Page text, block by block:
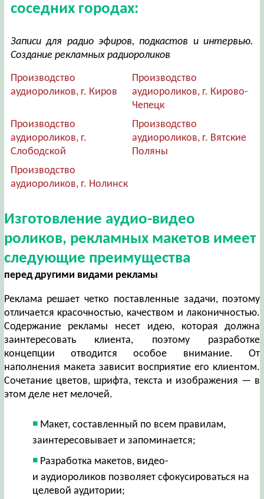
соседних городах:
Записи для радио эфиров, подкастов и интервью.
Создание рекламных радиороликов
Производство
аудиороликов, г. Киров
Производство
аудиороликов, г. Кирово-
Чепецк
Производство
аудиороликов, г.
Слободской
Производство
аудиороликов, г. Вятские
Поляны
Производство
аудиороликов, г. Нолинск
Изготовление аудио-видео
роликов, рекламных макетов имеет
следующие преимущества
перед другими видами рекламы
Реклама решает четко поставленные задачи, поэтому
отличается красочностью, качеством и лаконичностью.
Содержание рекламы несет идею, которая должна
заинтересовать клиента, поэтому разработке
концепции отводится особое внимание. От
наполнения макета зависит восприятие его клиентом.
Сочетание цветов, шрифта, текста и изображения — в
этом деле нет мелочей.
Макет, составленный по всем правилам,
заинтересовывает и запоминается;
Разработка макетов, видео-
и аудиороликов позволяет сфокусироваться на
целевой аудитории;